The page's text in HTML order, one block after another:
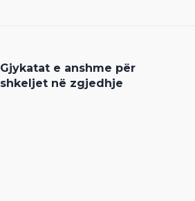
Gjykatat e anshme për
shkeljet në zgjedhje